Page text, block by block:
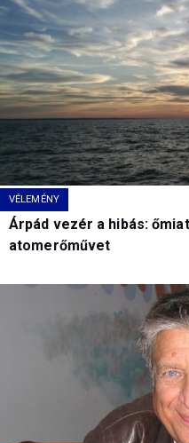
VÉLEMÉNY
Árpád vezér a hibás:
atomerőművet